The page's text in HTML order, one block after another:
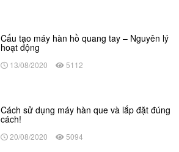
Cấu tạo máy hàn hồ quang tay – Nguyên lý
hoạt động
13/08/2020 5112
Cách sử dụng máy hàn que và lắp đặt đúng
cách!
20/08/2020 5094